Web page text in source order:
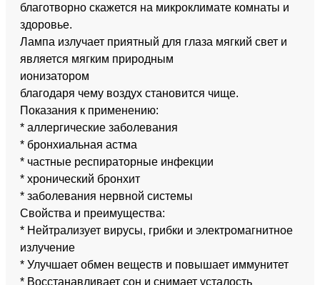
благотворно скажется на микроклимате комнаты и
здоровье.
Лампа излучает приятный для глаза мягкий свет и
является мягким природным
ионизатором
благодаря чему воздух становится чище.
Показания к применению:
* аллергические заболевания
* бронхиальная астма
* частные респираторные инфекции
* хронический бронхит
* заболевания нервной системы
Свойства и преимущества:
* Нейтрализует вирусы, грибки и электромагнитное
излучение
* Улучшает обмен веществ и повышает иммунитет
* Восстанавливает сон и снимает усталость